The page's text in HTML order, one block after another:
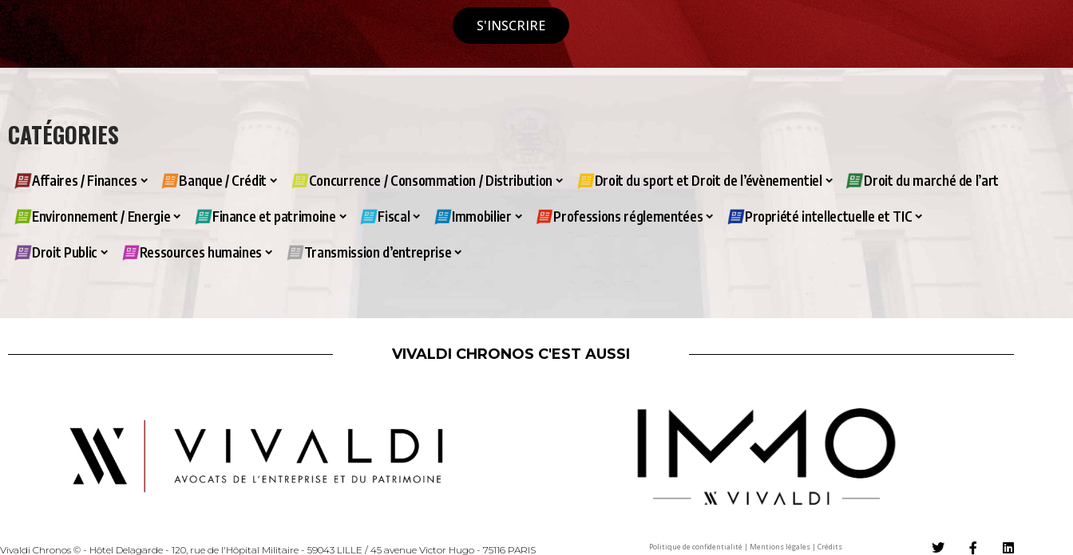
S'INSCRIRE
CATÉGORIES
Affaires / Finances Banque / Crédit Concurrence / Consommation / Distribution Droit du sport et Droit de l’évènementiel Droit du marché de l’art
Environnement / Energie Finance et patrimoine Fiscal Immobilier Professions réglementées Propriété intellectuelle et TIC
Droit Public Ressources humaines Transmission d’entreprise
VIVALDI CHRONOS C'EST AUSSI
Vivaldi Chronos © - Hôtel Delagarde - 120, rue de l'Hôpital Militaire - 59043 LILLE / 45 avenue Victor Hugo - 75116 PARIS Politique de confidentialité | Mentions légales |Crédits